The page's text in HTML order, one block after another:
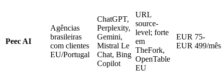
Peec AI
Agências
brasileiras
com clientes
EU/Portugal
ChatGPT,
Perplexity,
Gemini,
Mistral Le
Chat, Bing
Copilot
URL
source-
level; forte
em
TheFork,
OpenTable
EU
EUR 75-
EUR 499/mês